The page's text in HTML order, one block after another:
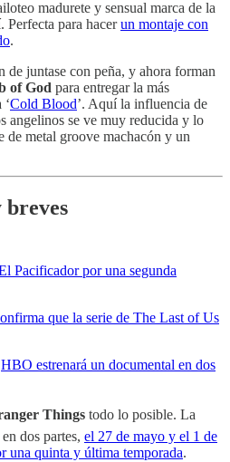
madurete y sensual marca de la
Perfecta para hacerun montaje con
.
de juntase con peña, y ahora forman
of God para entregar la más
Cold Blood’. Aquí la influencia de
angelinos se ve muy reducida y lo
de metal groove machacón y un
breves
Pacificador por una segunda
que la serie de The Last of Us
HBO estrenará un documental en dos
Things todo lo posible. La
dos partes, el 27 de mayo y el 1 de
una quinta y última temporada.